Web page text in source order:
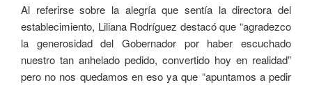
Al referirse sobre la alegría que sentía la directora del
establecimiento, Liliana Rodríguez destacó que “agradezco
la generosidad del Gobernador por haber escuchado
nuestro tan anhelado pedido, convertido hoy en realidad”
pero no nos quedamos en eso ya que “apuntamos a pedir